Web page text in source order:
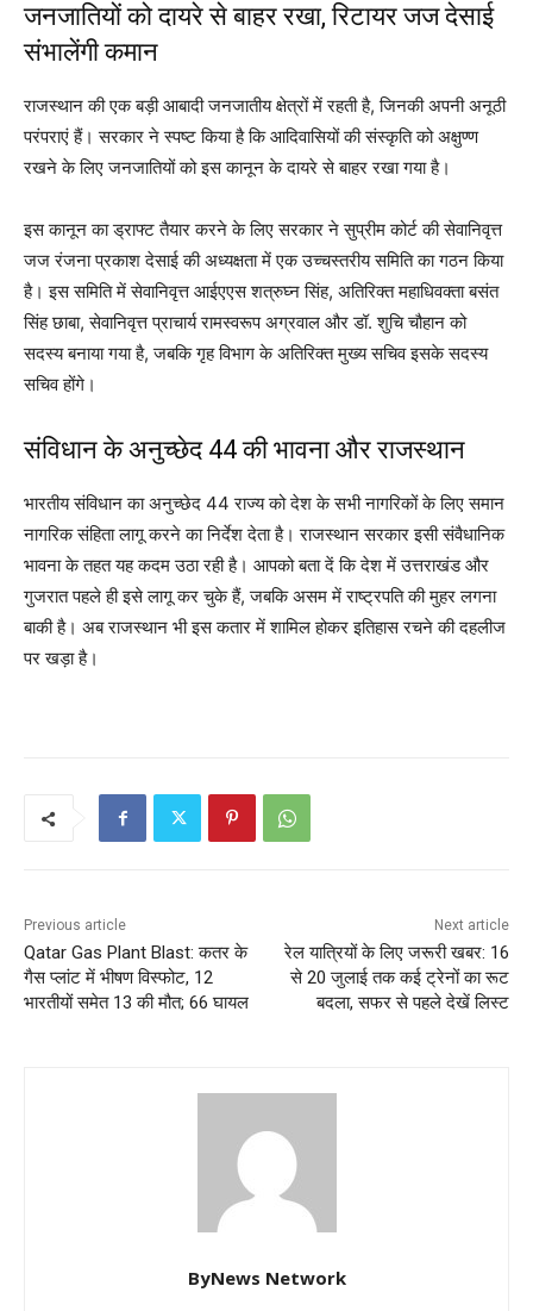
जनजातियों को दायरे से बाहर रखा, रिटायर जज देसाई
संभालेंगी कमान
राजस्थान की एक बड़ी आबादी जनजातीय क्षेत्रों में रहती है, जिनकी अपनी अनूठी
परंपराएं हैं। सरकार ने स्पष्ट किया है कि आदिवासियों की संस्कृति को अक्षुण्ण
रखने के लिए जनजातियों को इस कानून के दायरे से बाहर रखा गया है।
इस कानून का ड्राफ्ट तैयार करने के लिए सरकार ने सुप्रीम कोर्ट की सेवानिवृत्त
जज रंजना प्रकाश देसाई की अध्यक्षता में एक उच्चस्तरीय समिति का गठन किया
है। इस समिति में सेवानिवृत्त आईएएस शत्रुघ्न सिंह, अतिरिक्त महाधिवक्ता बसंत
सिंह छाबा, सेवानिवृत्त प्राचार्य रामस्वरूप अग्रवाल और डॉ. शुचि चौहान को
सदस्य बनाया गया है, जबकि गृह विभाग के अतिरिक्त मुख्य सचिव इसके सदस्य
सचिव होंगे।
संविधान के अनुच्छेद 44 की भावना और राजस्थान
भारतीय संविधान का अनुच्छेद 44 राज्य को देश के सभी नागरिकों के लिए समान
नागरिक संहिता लागू करने का निर्देश देता है। राजस्थान सरकार इसी संवैधानिक
भावना के तहत यह कदम उठा रही है। आपको बता दें कि देश में उत्तराखंड और
गुजरात पहले ही इसे लागू कर चुके हैं, जबकि असम में राष्ट्रपति की मुहर लगना
बाकी है। अब राजस्थान भी इस कतार में शामिल होकर इतिहास रचने की दहलीज
पर खड़ा है।
Previous article
Qatar Gas Plant Blast: कतर के
गैस प्लांट में भीषण विस्फोट, 12
भारतीयों समेत 13 की मौत; 66 घायल
Next article
रेल यात्रियों के लिए जरूरी खबर: 16
से 20 जुलाई तक कई ट्रेनों का रूट
बदला, सफर से पहले देखें लिस्ट
ByNews Network